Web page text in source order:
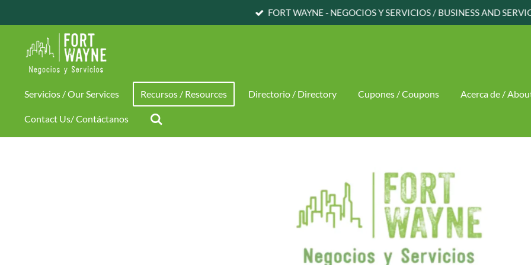
FORT WAYNE - NEGOCIOS Y SERVICIOS / BUSINESS AND
Servicios / Our Services Recursos / Resources Directorio / Directory Cupones / Coupons Acerca de /
Contact Us/ Contáctanos